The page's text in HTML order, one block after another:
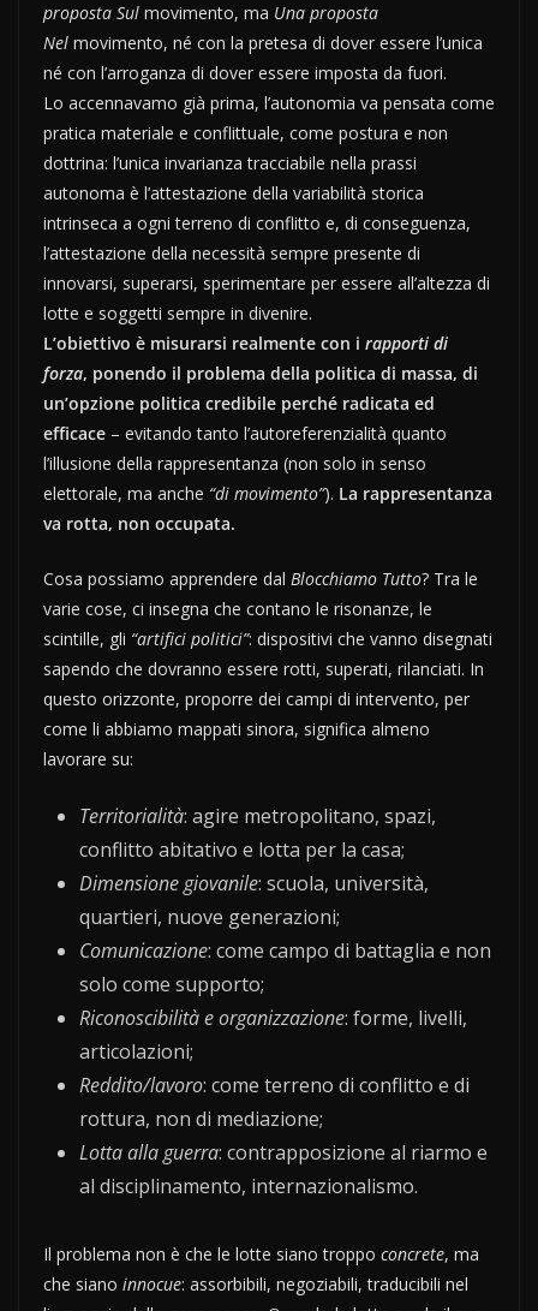
proposta Sul movimento, ma Una proposta
Nel movimento, né con la pretesa di dover essere l’unica
né con l’arroganza di dover essere imposta da fuori.
Lo accennavamo già prima, l’autonomia va pensata come
pratica materiale e conflittuale, come postura e non
dottrina: l’unica invarianza tracciabile nella prassi
autonoma è l’attestazione della variabilità storica
intrinseca a ogni terreno di conflitto e, di conseguenza,
l’attestazione della necessità sempre presente di
innovarsi, superarsi, sperimentare per essere all’altezza di
lotte e soggetti sempre in divenire.
L’obiettivo è misurarsi realmente con i rapporti di
forza, ponendo il problema della politica di massa, di
un’opzione politica credibile perché radicata ed
efficace – evitando tanto l’autoreferenzialità quanto
l’illusione della rappresentanza (non solo in senso
elettorale, ma anche “di movimento”). La rappresentanza
va rotta, non occupata.
Cosa possiamo apprendere dal Blocchiamo Tutto? Tra le
varie cose, ci insegna che contano le risonanze, le
scintille, gli “artifici politici”: dispositivi che vanno disegnati
sapendo che dovranno essere rotti, superati, rilanciati. In
questo orizzonte, proporre dei campi di intervento, per
come li abbiamo mappati sinora, significa almeno
lavorare su:
Territorialità: agire metropolitano, spazi,
conflitto abitativo e lotta per la casa;
Dimensione giovanile: scuola, università,
quartieri, nuove generazioni;
Comunicazione: come campo di battaglia e non
solo come supporto;
Riconoscibilità e organizzazione: forme, livelli,
articolazioni;
Reddito/lavoro: come terreno di conflitto e di
rottura, non di mediazione;
Lotta alla guerra: contrapposizione al riarmo e
al disciplinamento, internazionalismo.
Il problema non è che le lotte siano troppo concrete, ma
che siano innocue: assorbibili, negoziabili, traducibili nel